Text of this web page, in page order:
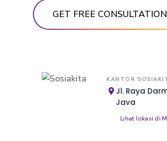
KANTOR
Jl. Raya
Java
Lihat lokasi di